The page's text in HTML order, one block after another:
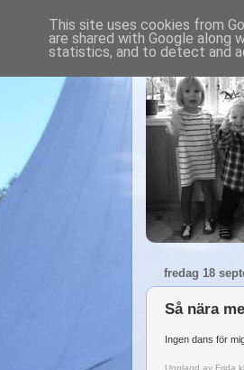
fredag 18
Så nära
Ingen dans för
Upplagd av Frida kl
This site uses cookies from
are shared with Google along
statistics, and to detect and